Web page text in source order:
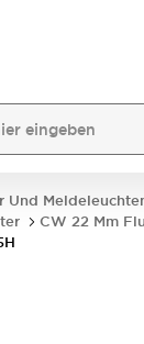
Und
CW 22 Mm